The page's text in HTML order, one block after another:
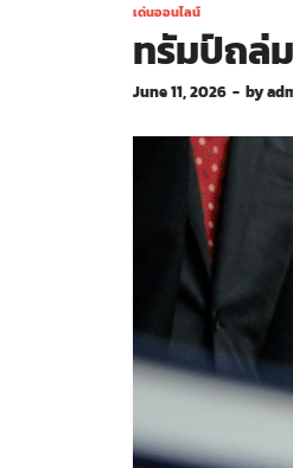
เด่นออนไลน์
ทรัมป์ถล่
June 11, 2026 - by